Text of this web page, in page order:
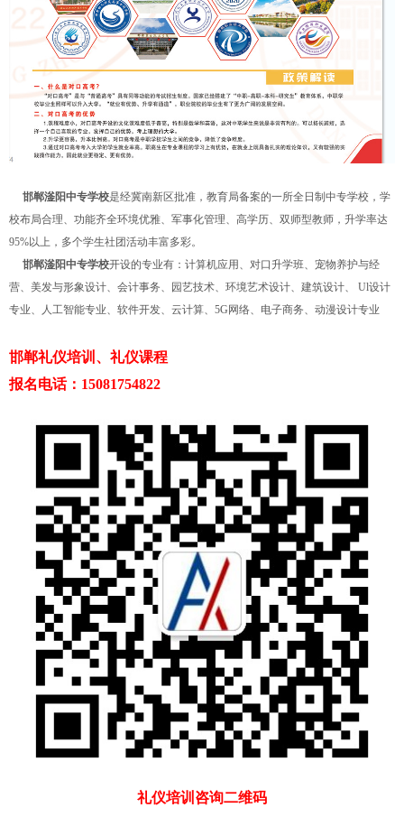
邯郸滏阳中专学校是经冀南新区批准，教育局备案的一所全日制中专学校，学
校布局合理、功能齐全环境优雅、军事化管理、高学历、双师型教师，升学率达
95%以上，多个学生社团活动丰富多彩。
邯郸滏阳中专学校开设的专业有：计算机应用、对口升学班、宠物养护与经
营、美发与形象设计、会计事务、园艺技术、环境艺术设计、建筑设计、 Ul设计
专业、人工智能专业、软件开发、云计算、5G网络、电子商务、动漫设计专业
邯郸礼仪培训、礼仪课程
报名电话：15081754822
礼仪培训咨询二维码